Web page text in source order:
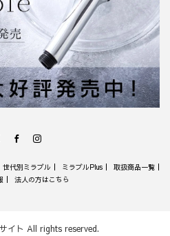
Facebook
世代別ミラブル ミラブルPlus
取扱商品一覧
法人の方はこちら
イト All rights reserved.